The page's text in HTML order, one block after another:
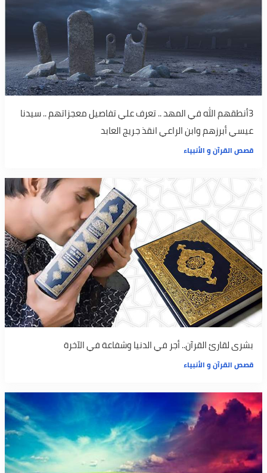
3أنطقهم الله في المهد .. تعرف علي تفاصيل معجزاتهم .. سيدنا
عيسي أبرزهم وابن الراعي انقذ جريج العابد
قصص القرآن و الأنبياء
بشرى لقارئ القرآن.. أجر في الدنيا وشفاعة في الآخرة
قصص القرآن و الأنبياء